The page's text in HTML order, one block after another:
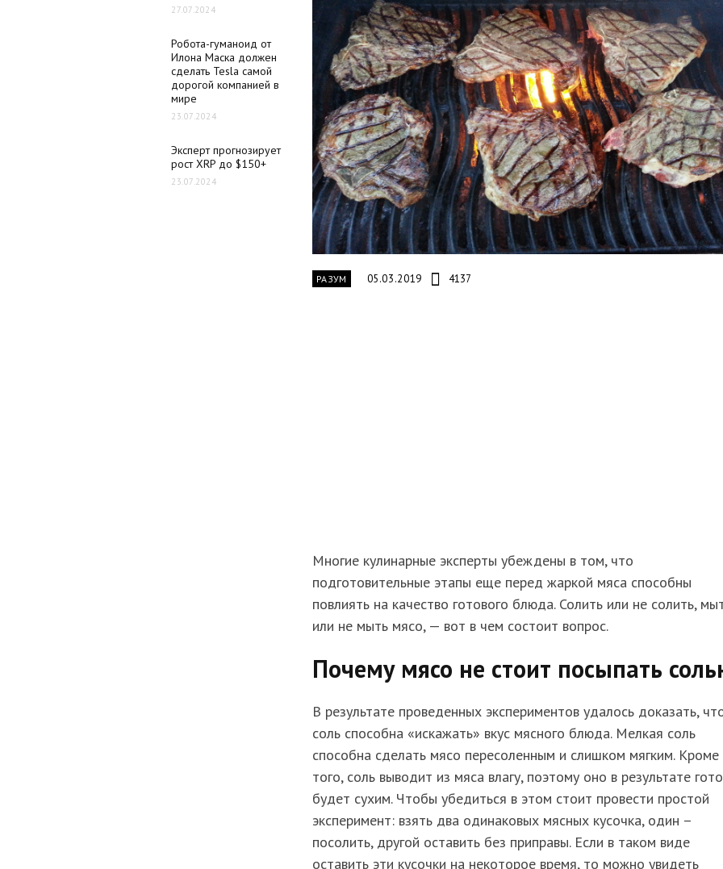
27.07.2024
Робота-гуманоид от
Илона Маска должен
сделать Tesla самой
дорогой компанией в
мире
23.07.2024
Эксперт прогнозирует
рост XRP до $150+
23.07.2024
РАЗУМ 05.03.2019 4137
Многие кулинарные эксперты убеждены в том, что
подготовительные этапы еще перед жаркой мяса способны
повлиять на качество готового блюда. Солить или не солить,
или не мыть мясо, — вот в чем состоит вопрос.
Почему мясо не стоит посыпать
В результате проведенных экспериментов удалось доказать,
соль способна «искажать» вкус мясного блюда. Мелкая соль
способна сделать мясо пересоленным и слишком мягким. Кроме
того, соль выводит из мяса влагу, поэтому оно в результате
будет сухим. Чтобы убедиться в этом стоит провести простой
эксперимент: взять два одинаковых мясных кусочка, один –
посолить, другой оставить без приправы. Если в таком виде
оставить эти кусочки на некоторое время, то можно увидеть